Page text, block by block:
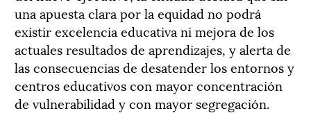
una apuesta clara por la equidad no podrá
existir excelencia educativa ni mejora de los
actuales resultados de aprendizajes, y alerta de
las consecuencias de desatender los entornos y
centros educativos con mayor concentración
de vulnerabilidad y con mayor segregación.